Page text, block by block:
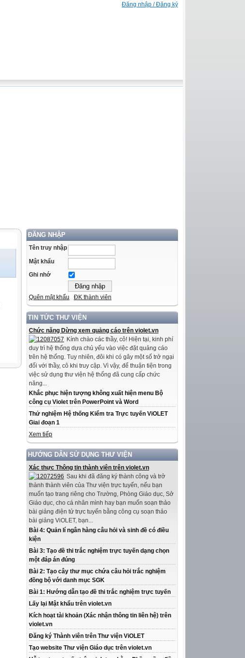
Đăng nhập / Đăng ký
ĐĂNG NHẬP
Tên truy nhập
Mật khẩu
Ghi nhớ
Quên mật khẩu ĐK thành viên
TIN TỨC THƯ VIỆN
Chức năng Dừng xem quảng cáo trên violet.vn
Kính chào các thầy, cô! Hiện tại, kinh phí
duy trì hệ thống dựa chủ yếu vào việc đặt quảng cáo
trên hệ thống. Tuy nhiên, đôi khi có gây một số trở ngại
đối với thầy, cô khi truy cập. Vì vậy, để thuận tiện trong
việc sử dụng thư viện hệ thống đã cung cấp chức
năng...
Khắc phục hiện tượng không xuất hiện menu Bộ
công cụ Violet trên PowerPoint và Word
Thử nghiệm Hệ thống Kiểm tra Trực tuyến ViOLET
Giai đoạn 1
Xem tiếp
HƯỚNG DẪN SỬ DỤNG THƯ VIỆN
Xác thực Thông tin thành viên trên violet.vn
Sau khi đã đăng ký thành công và trở
thành thành viên của Thư viện trực tuyến, nếu bạn
muốn tạo trang riêng cho Trường, Phòng Giáo dục, Sở
Giáo dục, cho cá nhân mình hay bạn muốn soạn thảo
bài giảng điện tử trực tuyến bằng công cụ soạn thảo
bài giảng ViOLET, bạn...
Bài 4: Quản lí ngân hàng câu hỏi và sinh đề có điều
kiện
Bài 3: Tạo đề thi trắc nghiệm trực tuyến dạng chọn
một đáp án đúng
Bài 2: Tạo cây thư mục chứa câu hỏi trắc nghiệm
đồng bộ với danh mục SGK
Bài 1: Hướng dẫn tạo đề thi trắc nghiệm trực tuyến
Lấy lại Mật khẩu trên violet.vn
Kích hoạt tài khoản (Xác nhận thông tin liên hệ) trên
violet.vn
Đăng ký Thành viên trên Thư viện ViOLET
Tạo website Thư viện Giáo dục trên violet.vn